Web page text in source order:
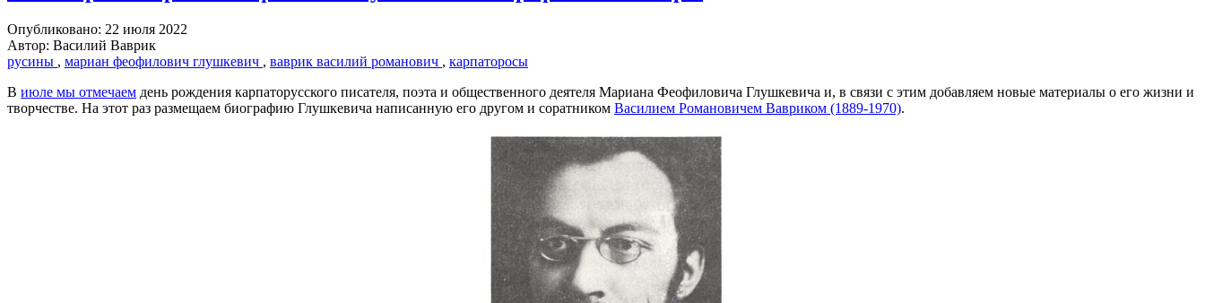
Опубликовано: 22 июля 2022
Автор: Василий Ваврик
русины , мариан феофилович глушкевич , ваврик василий романович , карпаторосы
В июле мы отмечаем день рождения карпаторусского писателя, поэта и общественного деятеля Мариана Феофиловича Глушкевича и, в связи с этим добавляем новые материалы о его жизни и
творчестве. На этот раз размещаем биографию Глушкевича написанную его другом и соратником Василием Романовичем Вавриком (1889-1970).